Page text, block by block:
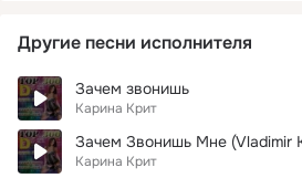
Другие песни исполнителя
Зачем звонишь
Карина Крит
Зачем Звонишь Мне (Vladimir
Карина Крит